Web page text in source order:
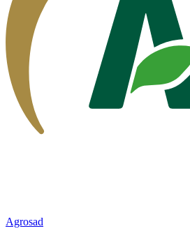
Agrosad